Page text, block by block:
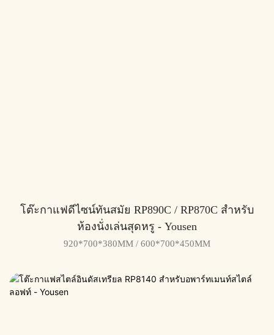
โต๊ะกาแฟดีไซน์ทันสมัย ​​RP890C / RP870C สำหรับ
ห้องนั่งเล่นสุดหรู - Yousen
920*700*380MM / 600*700*450MM